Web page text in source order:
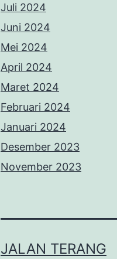
Juli 2024
Juni 2024
Mei 2024
April 2024
Maret 2024
Februari 2024
Januari 2024
Desember 2023
November 2023
JALAN TERANG